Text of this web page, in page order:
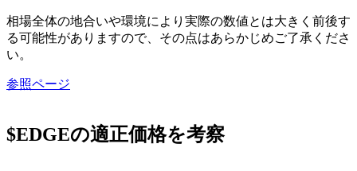
相場全体の地合いや環境により実際の数値とは大きく前後す
る可能性がありますので、その点はあらかじめご了承くださ
い。
参照ページ
$EDGEの適正価格を考察